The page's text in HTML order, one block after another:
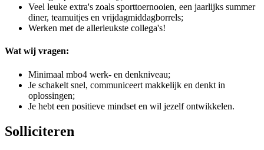
Veel leuke extra's zoals sporttoernooien, een jaarlijks summer
diner, teamuitjes en vrijdagmiddagborrels;
Werken met de allerleukste collega's!
Wat wij vragen:
Minimaal mbo4 werk- en denkniveau;
Je schakelt snel, communiceert makkelijk en denkt in
oplossingen;
Je hebt een positieve mindset en wil jezelf ontwikkelen.
Solliciteren